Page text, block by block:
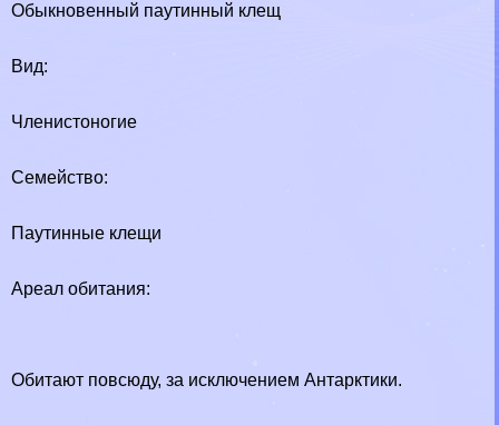
Обыкновенный паутинный клещ
Вид:
Члeнистоногие
Семейство:
Паутинные клещи
Ареал обитания:
Обитают повсюду, за исключением Антарктики.